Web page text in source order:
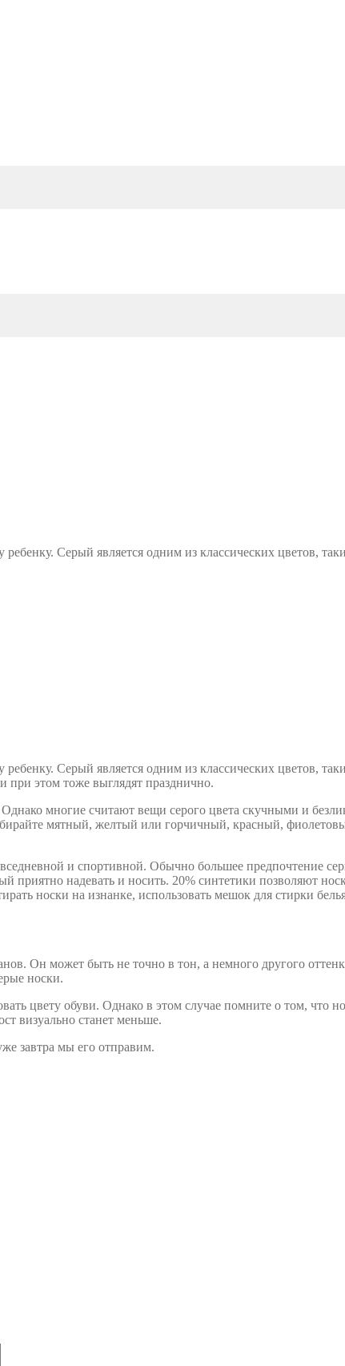
Серый является одним из классических цветов,
Серый является одним из классических цветов,
этом тоже выглядят празднично.
многие считают вещи серого цвета скучными и
мятный, желтый или горчичный, красный,
и спортивной. Обычно большее предпочтение
приятно надевать и носить. 20% синтетики позволяют
носки на изнанке, использовать мешок для стирки
Он может быть не точно в тон, а немного другого
носки.
цвету обуви. Однако в этом случае помните о том, что
визуально станет меньше.
завтра мы его отправим.